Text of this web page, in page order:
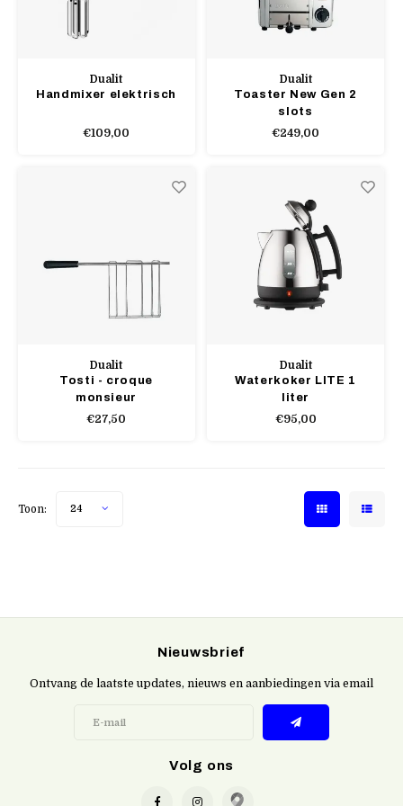
Dualit
Handmixer elektrisch
€109,00
Dualit
Toaster New Gen 2
slots
€249,00
Dualit
Tosti - croque
monsieur
€27,50
Dualit
Waterkoker LITE 1
liter
€95,00
Toon: 24
Nieuwsbrief
Ontvang de laatste updates, nieuws en aanbiedingen via email
Volg ons